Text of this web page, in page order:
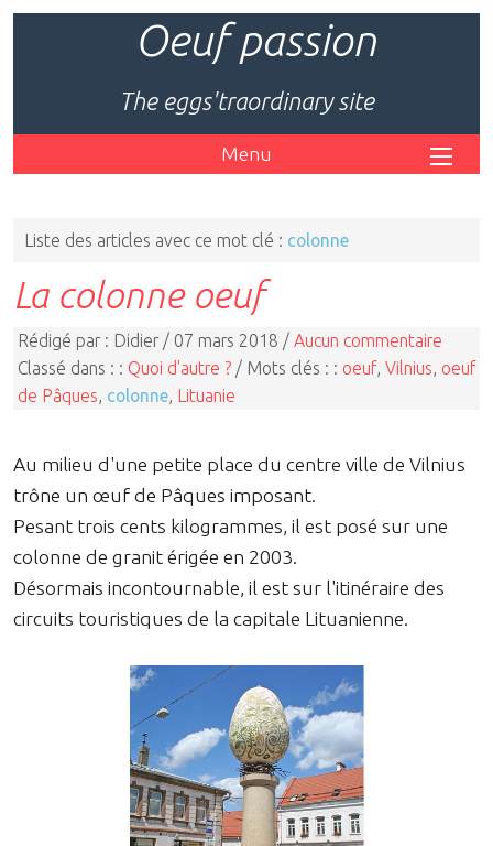
Oeuf passion
The eggs'traordinary site
Menu
Liste des articles avec ce mot clé : colonne
La colonne oeuf
Rédigé par : Didier / 07 mars 2018 / Aucun commentaire
Classé dans : : Quoi d'autre ? / Mots clés : : oeuf, Vilnius oeuf
de Pâques colonne Lituanie
Au milieu d'une petite place du centre ville de Vilnius
trône un œuf de Pâques imposant.
Pesant trois cents kilogrammes, il est posé sur une
colonne de granit érigée en 2003.
Désormais incontournable, il est sur l'itinéraire des
circuits touristiques de la capitale Lituanienne.